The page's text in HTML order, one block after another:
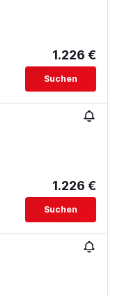
1.226 €
Suchen
1.226 €
Suchen